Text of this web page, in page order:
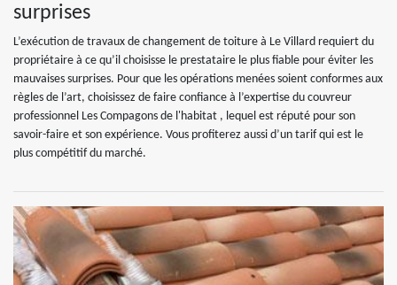
surprises
L’exécution de travaux de changement de toiture à Le Villard requiert du
propriétaire à ce qu’il choisisse le prestataire le plus fiable pour éviter les
mauvaises surprises. Pour que les opérations menées soient conformes aux
règles de l’art, choisissez de faire confiance à l’expertise du couvreur
professionnel Les Compagons de l'habitat , lequel est réputé pour son
savoir-faire et son expérience. Vous profiterez aussi d’un tarif qui est le
plus compétitif du marché.